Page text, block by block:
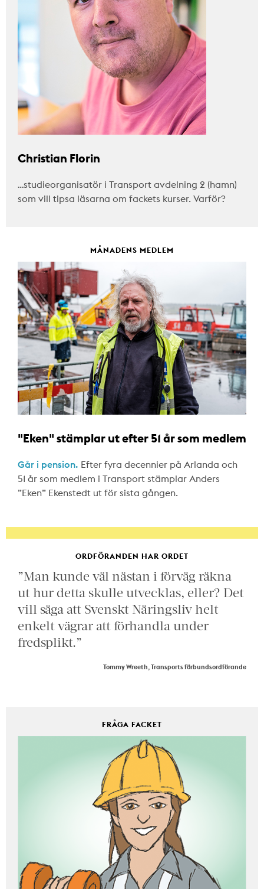
Christian Florin
…studieorganisatör i Transport avdelning 2 (hamn)
som vill tipsa läsarna om fackets kurser. Varför?
MÅNADENS MEDLEM
"Eken" stämplar ut efter 51 år som medlem
Går i pension. Efter fyra decennier på Arlanda och
51 år som medlem i Transport stämplar Anders
”Eken” Ekenstedt ut för sista gången.
ORDFÖRANDEN HAR ORDET
”Man kunde väl nästan i förväg räkna
ut hur detta skulle utvecklas, eller? Det
vill säga att Svenskt Näringsliv helt
enkelt vägrar att förhandla under
fredsplikt.”
Tommy Wreeth, Transports förbundsordförande
FRÅGA FACKET